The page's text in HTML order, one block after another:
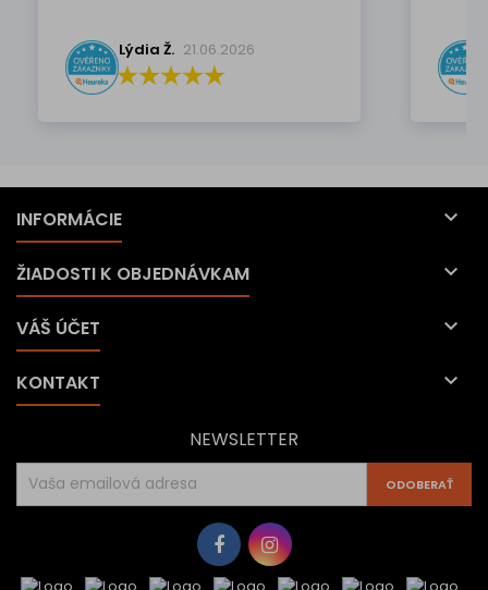
Lýdia Ž. 21.06.2026
INFORMÁCIE 
ŽIADOSTI K OBJEDNÁVKAM 
VÁŠ ÚČET 
KONTAKT 
NEWSLETTER